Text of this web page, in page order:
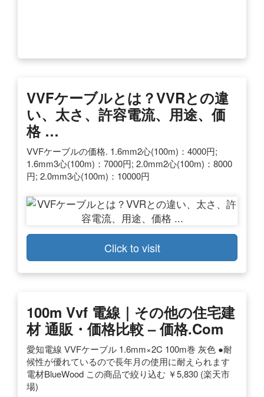
VVFケーブルとは？VVRとの違
い、太さ、許容電流、用途、価
格 …
VVFケーブルの価格. 1.6mm2心(100m)：4000円;
1.6mm3心(100m)：7000円; 2.0mm2心(100m)：8000
円; 2.0mm3心(100m)：10000円
Click to visit
100m Vvf 電線｜その他の住宅建
材 通販・価格比較 – 価格.com
愛知電線 VVFケーブル 1.6mm×2C 100m巻 灰色 ●耐
候性が優れているので長年月の使用に耐えられます
電材BlueWood この商品で絞り込む ￥5,830 (楽天市
場)